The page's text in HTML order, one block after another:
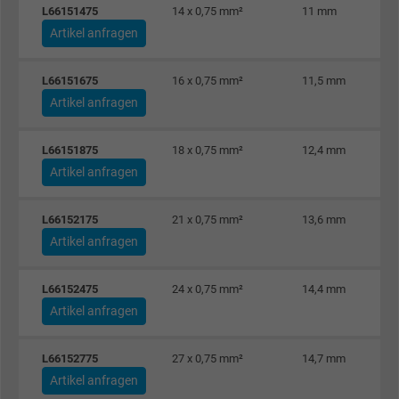
Anbieter Facebook Ireland Ltd.
Zweck
Cookie von Facebook für Website-Analyse,
Name spin, Facebook Pixel
Anbieter Facebook Ireland Ltd.
Zweck
Cookie von Facebook für Website-Analyse,
L66151475 14 x 0,75 mm² 11 mm
Artikel anfragen
L66151675 16 x 0,75 mm² 11,5 mm
Artikel anfragen
L66151875 18 x 0,75 mm² 12,4 mm
Artikel anfragen
L66152175 21 x 0,75 mm² 13,6 mm
Artikel anfragen
L66152475 24 x 0,75 mm² 14,4 mm
Artikel anfragen
L66152775 27 x 0,75 mm² 14,7 mm
Artikel anfragen